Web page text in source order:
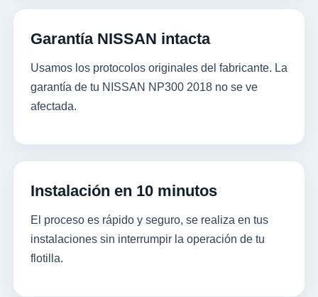
Garantía NISSAN intacta
Usamos los protocolos originales del fabricante. La
garantía de tu NISSAN NP300 2018 no se ve
afectada.
Instalación en 10 minutos
El proceso es rápido y seguro, se realiza en tus
instalaciones sin interrumpir la operación de tu
flotilla.